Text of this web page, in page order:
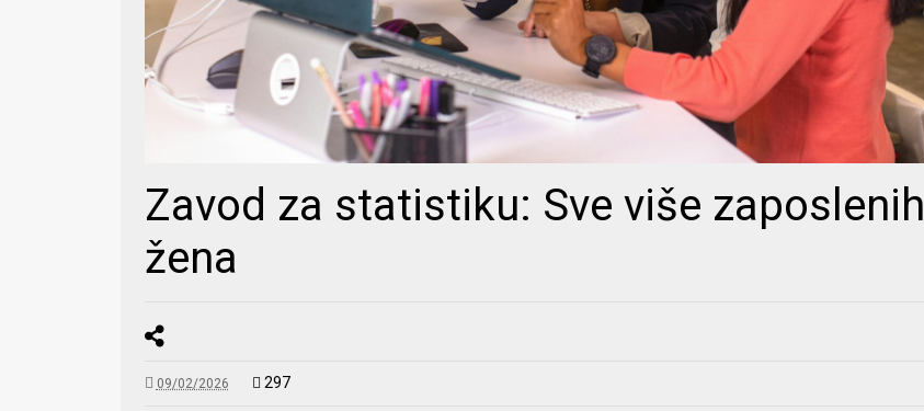
Zavod za statistiku: Sve više zaposlenih
žena
09/02/2026 297